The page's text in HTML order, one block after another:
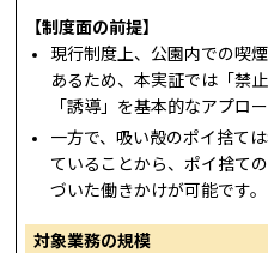
【制度面の前提】
現行制度上、公園内での喫
あるため、本実証では「禁
「誘導」を基本的なアプロ
一方で、吸い殻のポイ捨て
ていることから、ポイ捨て
づいた働きかけが可能です。
対象業務の規模